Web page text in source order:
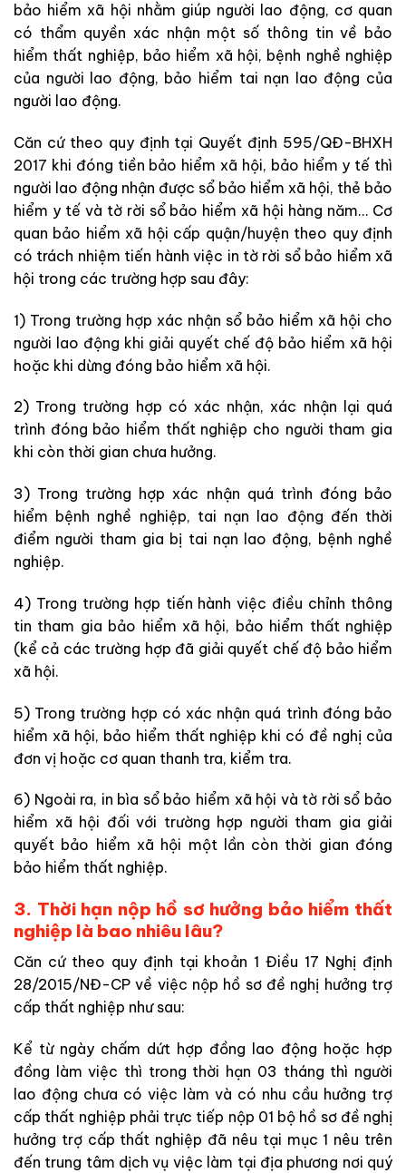
bảo hiểm xã hội nhằm giúp người lao động, cơ quan
có thẩm quyền xác nhận một số thông tin về bảo
hiểm thất nghiệp, bảo hiểm xã hội, bệnh nghề nghiệp
của người lao động, bảo hiểm tai nạn lao động của
người lao động.
Căn cứ theo quy định tại Quyết định 595/QĐ-BHXH
2017 khi đóng tiền bảo hiểm xã hội, bảo hiểm y tế thì
người lao động nhận được sổ bảo hiểm xã hội, thẻ bảo
hiểm y tế và tờ rời sổ bảo hiểm xã hội hàng năm… Cơ
quan bảo hiểm xã hội cấp quận/huyện theo quy định
có trách nhiệm tiến hành việc in tờ rời sổ bảo hiểm xã
hội trong các trường hợp sau đây:
1) Trong trường hợp xác nhận sổ bảo hiểm xã hội cho
người lao động khi giải quyết chế độ bảo hiểm xã hội
hoặc khi dừng đóng bảo hiểm xã hội.
2) Trong trường hợp có xác nhận, xác nhận lại quá
trình đóng bảo hiểm thất nghiệp cho người tham gia
khi còn thời gian chưa hưởng.
3) Trong trường hợp xác nhận quá trình đóng bảo
hiểm bệnh nghề nghiệp, tai nạn lao động đến thời
điểm người tham gia bị tai nạn lao động, bệnh nghề
nghiệp.
4) Trong trường hợp tiến hành việc điều chỉnh thông
tin tham gia bảo hiểm xã hội, bảo hiểm thất nghiệp
(kể cả các trường hợp đã giải quyết chế độ bảo hiểm
xã hội.
5) Trong trường hợp có xác nhận quá trình đóng bảo
hiểm xã hội, bảo hiểm thất nghiệp khi có đề nghị của
đơn vị hoặc cơ quan thanh tra, kiểm tra.
6) Ngoài ra, in bìa sổ bảo hiểm xã hội và tờ rời sổ bảo
hiểm xã hội đối với trường hợp người tham gia giải
quyết bảo hiểm xã hội một lần còn thời gian đóng
bảo hiểm thất nghiệp.
3. Thời hạn nộp hồ sơ hưởng bảo hiểm thất
nghiệp là bao nhiêu lâu?
Căn cứ theo quy định tại khoản 1 Điều 17 Nghị định
28/2015/NĐ-CP về việc nộp hồ sơ đề nghị hưởng trợ
cấp thất nghiệp như sau:
Kể từ ngày chấm dứt hợp đồng lao động hoặc hợp
đồng làm việc thì trong thời hạn 03 tháng thì người
lao động chưa có việc làm và có nhu cầu hưởng trợ
cấp thất nghiệp phải trực tiếp nộp 01 bộ hồ sơ đề nghị
hưởng trợ cấp thất nghiệp đã nêu tại mục 1 nêu trên
đến trung tâm dịch vụ việc làm tại địa phương nơi quý